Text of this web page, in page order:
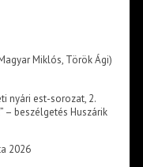
Miklós, Török Ági)
nyári est-sorozat, 2.
– beszélgetés Huszárik
2026